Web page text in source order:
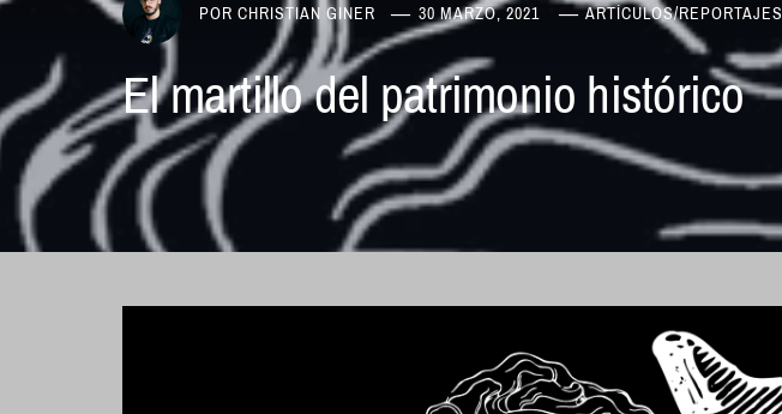
POR CHRISTIAN GINER 30 MARZO, 2021 ARTÍCULOS/REPORTAJES
El martillo del patrimonio histórico